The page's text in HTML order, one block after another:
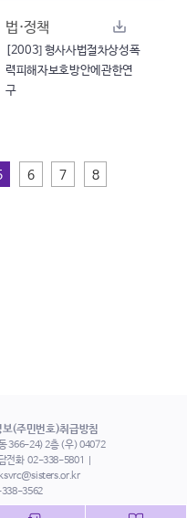
법·정책
[2003] 형사사법절차상성폭
력피해자보호방안에관한연
구
6 7 8
보(주민번호)취급방침
366-24) 2층 (우) 04072
전화 02-338-5801
ksvrc@sisters.or.kr
3562